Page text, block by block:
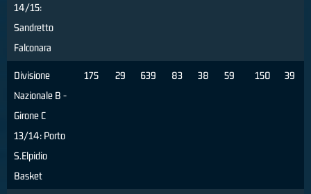
14/15:
Sandretto
Falconara
Divisione
Nazionale B -
Girone C
13/14: Porto
S.Elpidio
Basket
175 29 639 83 38 59 150 39